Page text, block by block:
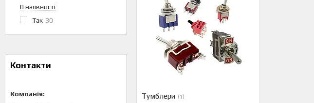
В наявності
Так 30
Контакти
Тумблери 1